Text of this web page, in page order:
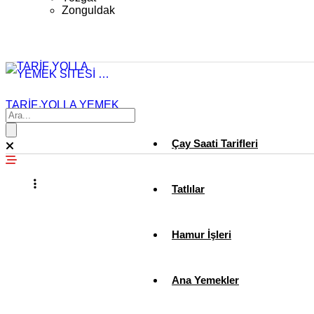
Zonguldak
TARİF YOLLA YEMEK
SİTESİ …
Çay Saati Tarifleri
Tatlılar
Hamur İşleri
Ana Yemekler